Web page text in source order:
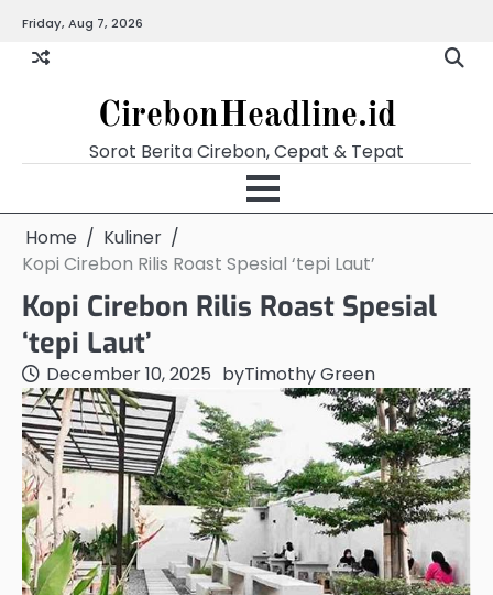
content
Friday, Aug 7, 2026
CirebonHeadline.id
Sorot Berita Cirebon, Cepat & Tepat
Home
Kuliner
Kopi Cirebon Rilis Roast Spesial ‘tepi Laut’
Kopi Cirebon Rilis Roast Spesial
‘tepi Laut’
December 10, 2025 byTimothy Green